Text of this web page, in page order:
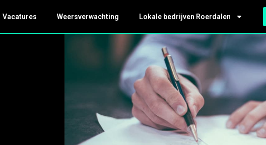
Vacatures Weersverwachting Lokale bedrijven Roerdalen